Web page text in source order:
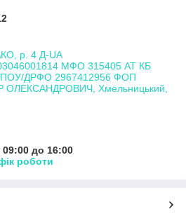
р. 4 Д-UA
МФО 315405 АТ КБ
ДРФО 2967412956 ФОП
ОЛЕКСАНДРОВИЧ, Хмельницький,
до 16:00
роботи